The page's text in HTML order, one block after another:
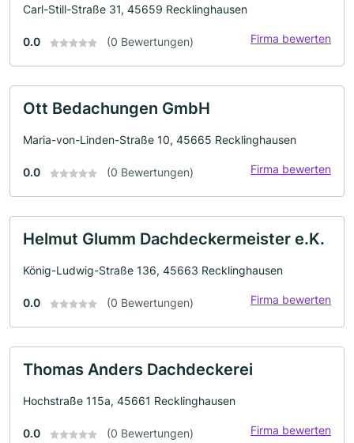
Carl-Still-Straße 31, 45659 Recklinghausen
0.0 (0 Bewertungen) Firma bewerten
Ott Bedachungen GmbH
Maria-von-Linden-Straße 10, 45665 Recklinghausen
0.0 (0 Bewertungen) Firma bewerten
Helmut Glumm Dachdeckermeister e.K.
König-Ludwig-Straße 136, 45663 Recklinghausen
0.0 (0 Bewertungen) Firma bewerten
Thomas Anders Dachdeckerei
Hochstraße 115a, 45661 Recklinghausen
0.0 (0 Bewertungen) Firma bewerten